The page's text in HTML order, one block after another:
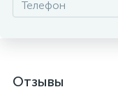
Отзывы